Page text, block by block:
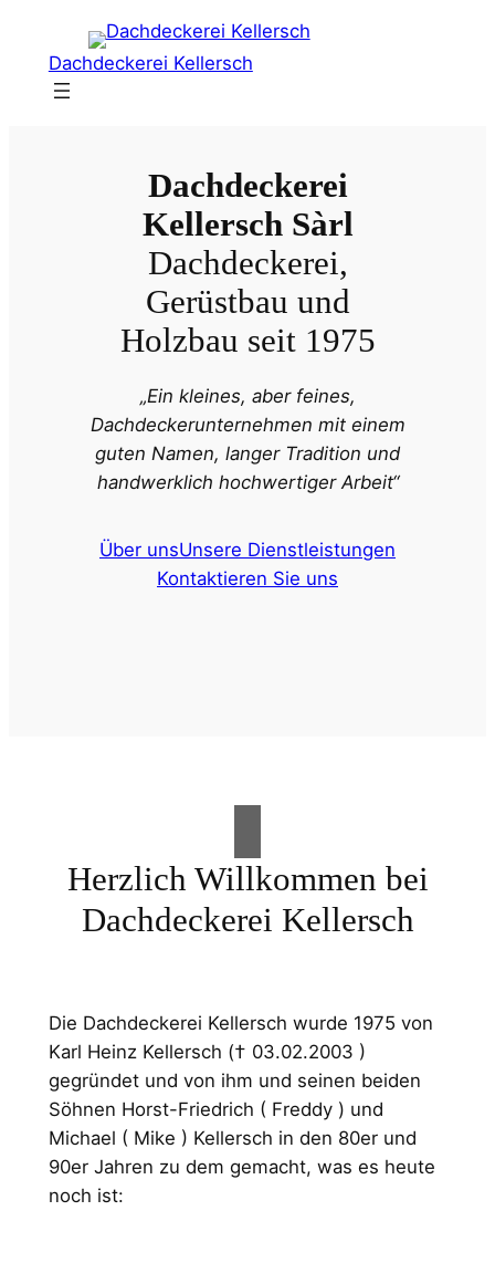
Inhalt
springen
Dachdeckerei Kellersch
Dachdeckerei
Kellersch Sàrl
Dachdeckerei,
Gerüstbau und
Holzbau seit 1975
„Ein kleines, aber feines,
Dachdeckerunternehmen mit einem
guten Namen, langer Tradition und
handwerklich hochwertiger Arbeit“
Über unsUnsere Dienstleistungen
Kontaktieren Sie uns
Herzlich Willkommen bei
Dachdeckerei Kellersch
Die Dachdeckerei Kellersch wurde 1975 von
Karl Heinz Kellersch († 03.02.2003 )
gegründet und von ihm und seinen beiden
Söhnen Horst-Friedrich ( Freddy ) und
Michael ( Mike ) Kellersch in den 80er und
90er Jahren zu dem gemacht, was es heute
noch ist: